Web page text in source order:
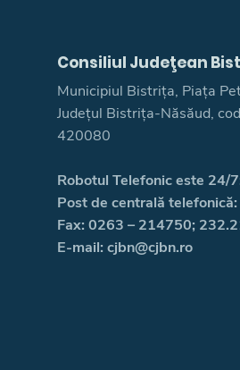
Consiliul Judeţean
Municipiul Bistrița, Piața
Județul Bistrița-Năsăud,
420080
Robotul Telefonic este 24/
Post de centrală telefonică:
Fax: 0263 – 214750;
E-mail: cjbn@cjbn.ro